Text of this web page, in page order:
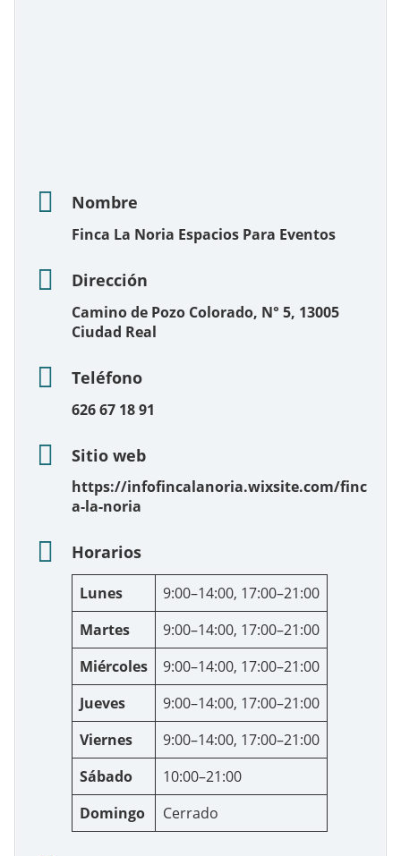
Nombre
Finca La Noria Espacios Para Eventos
Dirección
Camino de Pozo Colorado, N° 5, 13005
Ciudad Real
Teléfono
626 67 18 91
Sitio web
https://infofincalanoria.wixsite.com/finc
a-la-noria
Horarios
Lunes
9:00–14:00, 17:00–21:00
Martes
9:00–14:00, 17:00–21:00
Miércoles
9:00–14:00, 17:00–21:00
Jueves
9:00–14:00, 17:00–21:00
Viernes
9:00–14:00, 17:00–21:00
Sábado
10:00–21:00
Domingo
Cerrado